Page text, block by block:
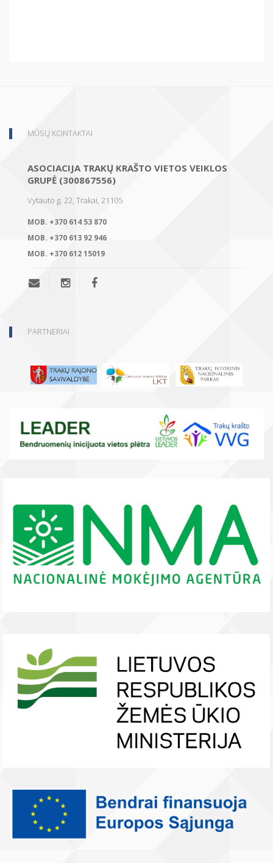
MŪSŲ KONTAKTAI
ASOCIACIJA TRAKŲ KRAŠTO VIETOS VEIKLOS
GRUPĖ (300867556)
Vytauto g. 22, Trakai, 21105
MOB. +370 614 53 870
MOB. +370 613 92 946
MOB. +370 612 15019
PARTNERIAI